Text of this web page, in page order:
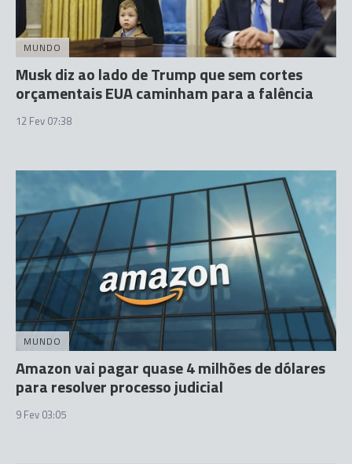
MUNDO
Musk diz ao lado de Trump que sem cortes
orçamentais EUA caminham para a falência
12 Fev 07:38
MUNDO
Amazon vai pagar quase 4 milhões de dólares
para resolver processo judicial
9 Fev 03:05